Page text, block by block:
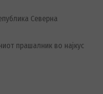
Северна
прашалник во најкус